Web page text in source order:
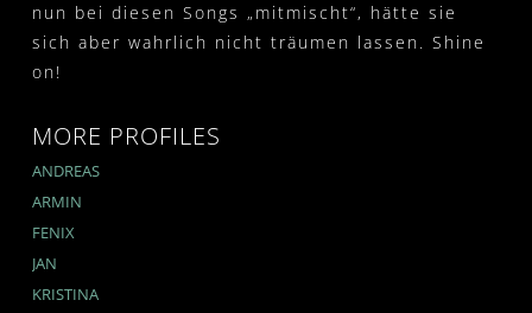
nun bei diesen Songs „mitmischt“, hätte sie
sich aber wahrlich nicht träumen lassen. Shine
on!
MORE PROFILES
ANDREAS
ARMIN
FENIX
JAN
KRISTINA